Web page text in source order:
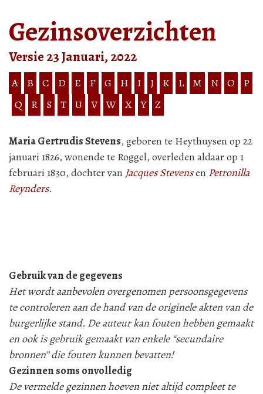
Gezinsoverzichten
Versie 23 Januari, 2022
A B C D E F G H I J K L M N O
P
Q
R S T U V W X Y Z
Maria Gertrudis Stevens, geboren te Heythuysen op 22
januari 1826, wonende te Roggel, overleden aldaar op 1
februari 1830, dochter van Jacques Stevensen Petronilla
Reynders.
Gebruik van de gegevens
Het wordt aanbevolen overgenomen persoonsgegevens
te controleren aan de hand van de originele akten van de
burgerlijke stand. De auteur kan fouten hebben gemaakt
en ook is gebruik gemaakt van enkele “secundaire
bronnen” die fouten kunnen bevatten!
Gezinnen soms onvolledig
De vermelde gezinnen hoeven niet altijd compleet te